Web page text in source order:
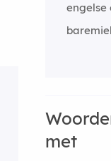
engelse
met